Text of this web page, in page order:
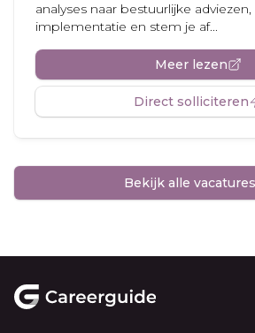
analyses naar bestuurlijke
implementatie en stem je af...
Meer lezen
Direct solliciteren
Bekijk alle vacatures